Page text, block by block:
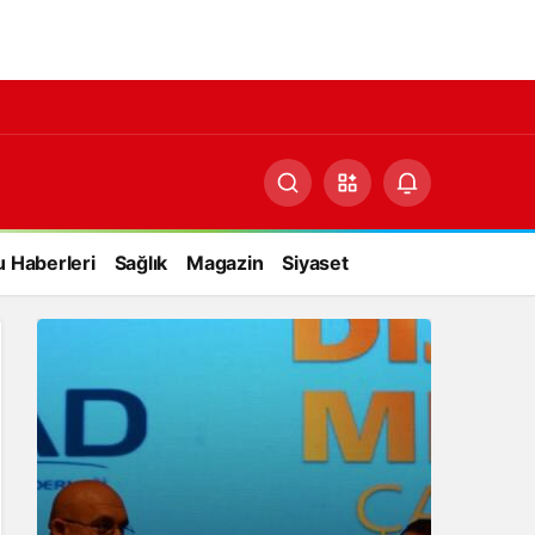
Haberleri Sağlık Magazin Siyaset